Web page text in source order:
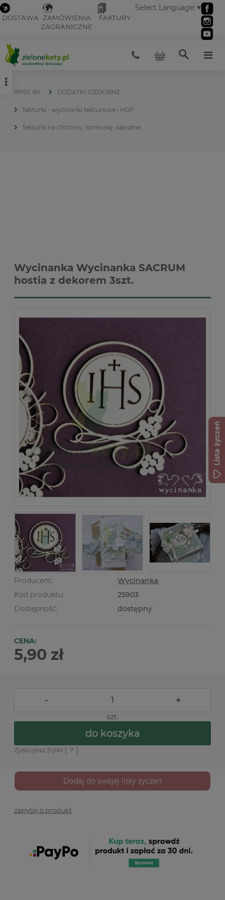
DOSTAWA ZAMÓWIENIA
ZAGRANICZNE
FAKTURY
Select Language ▼
DODATKI OZDOBNE
Tekturki - wycinanki tekturowe i HDF
Tekturki na chrzciny, komunię, sakralne
Wycinanka Wycinanka SACRUM
hostia z dekorem 3szt.
Producent:
Wycinanka
Kod produktu:
25903
Dostępność:
dostępny
CENA:
5,90 zł
- +
szt.
do koszyka
Zyskujesz 5 pkt [ ? ]
Dodaj do swojej listy życzeń
zapytaj o produkt
Lista życzeń